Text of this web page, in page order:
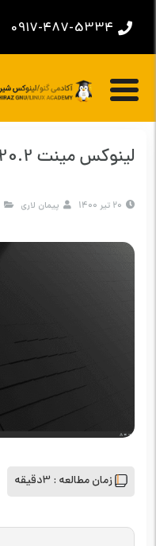
0917-487-5334
لینوکس مینت 20.2 منتشر شد
20 تیر 1400 پیمان لاری
زمان مطالعه : 3دقیقه